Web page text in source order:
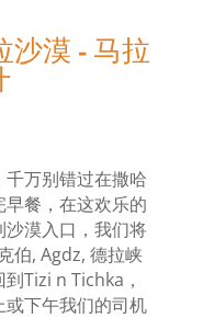
沙漠 - 马拉
万别错过在撒哈
餐，在这欢乐的
漠入口，我们将
伯, Agdz, 德拉峡
Tizi n Tichka，
下午我们的司机